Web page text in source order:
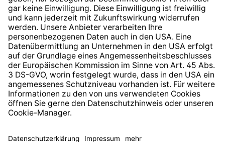
* Alle Preise inkl. gesetzl. Mehrwertsteuer zzgl.
anders angegeben.